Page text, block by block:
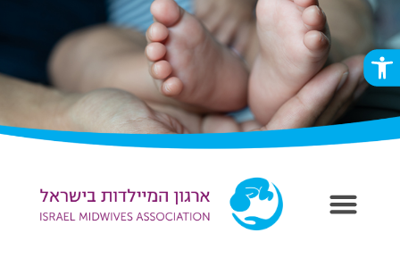
פתח סרגל נגישות